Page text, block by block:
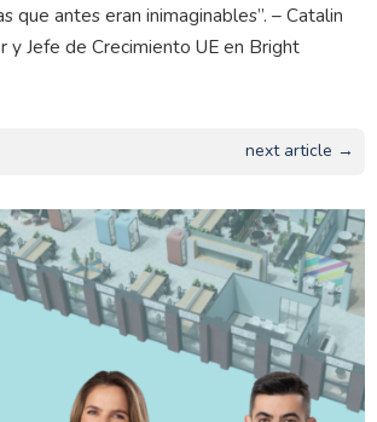
que antes eran inimaginables”. – Catalin
y Jefe de Crecimiento UE en Bright
next article →